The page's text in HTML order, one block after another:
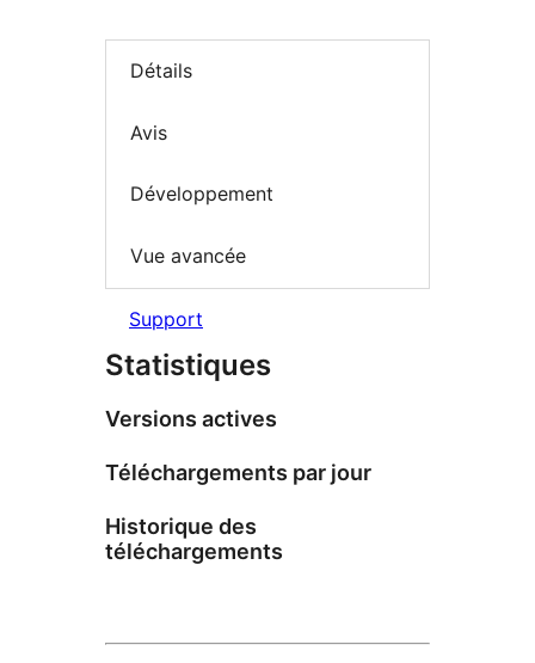
Détails
Avis
Développement
Vue avancée
Support
Statistiques
Versions actives
Téléchargements par jour
Historique des
téléchargements